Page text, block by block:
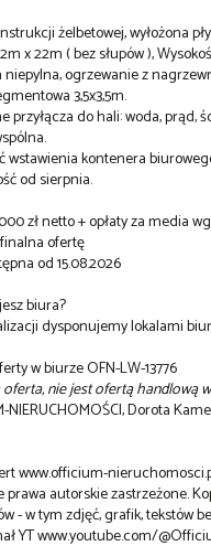
żelbetowej, wyłożona
x 22m ( bez słupów ),
niepylna, ogrzewanie z
3,5x3,5m.
przyłącza do hali: woda, prąd,
wstawienia kontenera
od sierpnia.
zł netto + opłaty za media
ofertę
od 15.08.2026
biura?
dysponujemy lokalami
w biurze OFN-LW-13776
nie jest ofertą handlową
NIERUCHOMOŚCI, Dorota
www.officium-
prawa autorskie zastrzeżone.
- w tym zdjęć, grafik,
YTwww.youtube.com/